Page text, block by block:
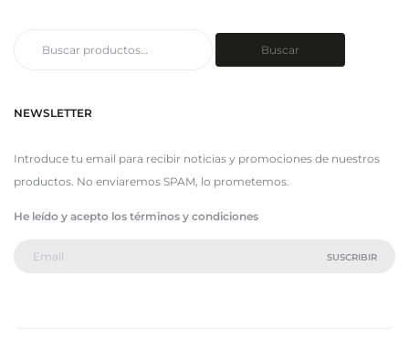
Buscar
NEWSLETTER
Introduce tu email para recibir noticias y promociones de nuestros
productos. No enviaremos SPAM, lo prometemos.
He leído y acepto los términos y condiciones